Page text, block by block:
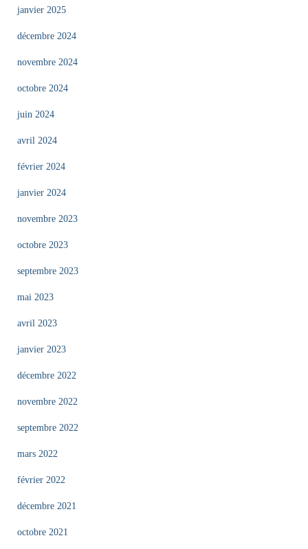
janvier 2025
décembre 2024
novembre 2024
octobre 2024
juin 2024
avril 2024
février 2024
janvier 2024
novembre 2023
octobre 2023
septembre 2023
mai 2023
avril 2023
janvier 2023
décembre 2022
novembre 2022
septembre 2022
mars 2022
février 2022
décembre 2021
octobre 2021